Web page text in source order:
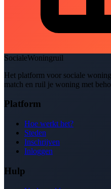
SocialeWoningruil
Het platform voor sociale
match en ruil je woning met
Platform
Hoe werkt het?
Steden
Inschrijven
Inloggen
Hulp